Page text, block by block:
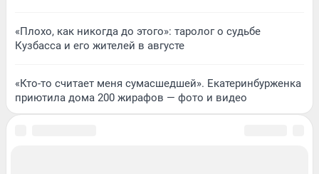
«Плохо, как никогда до этого»: таролог о судьбе
Кузбасса и его жителей в августе
«Кто-то считает меня сумасшедшей». Екатеринбурженка
приютила дома 200 жирафов — фото и видео